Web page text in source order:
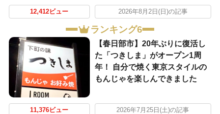
12,412ビュー 2026年8月2日(日)の記事
ランキング6
【春日部市】20年ぶりに復活し
た「つきしま」がオープン1周
年！ 自分で焼く東京スタイルの
もんじゃを楽しんできました
11,376ビュー 2026年7月25日(土)の記事